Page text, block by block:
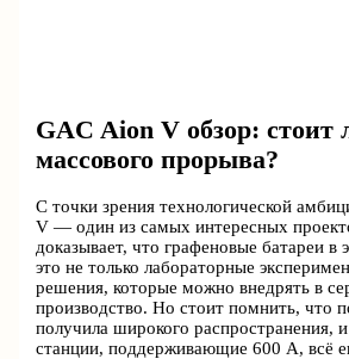
GAC Aion V обзор: стоит
массового прорыва?
С точки зрения технологической
V — один из самых интересных
доказывает, что графеновые батареи
это не только лабораторные
решения, которые можно внедрять в
производство. Но стоит помнить, что
получила широкого распространения,
станции, поддерживающие 600 А, всё